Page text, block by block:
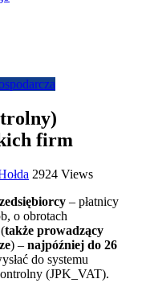
firm
2924 Views
– płatnicy
o obrotach
także prowadzący
) – najpóźniej do 26
do systemu
(JPK_VAT).